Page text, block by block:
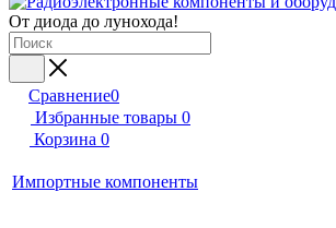
От диода до лунохода!
Сравнение0
Избранные товары 0
Корзина 0
Импортные компоненты